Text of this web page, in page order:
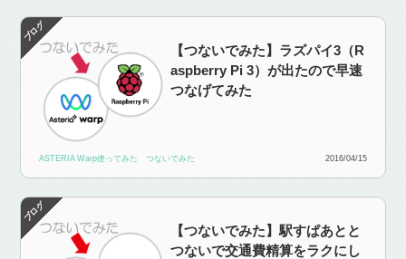
【つないでみた】ラズパイ3（R
aspberry Pi 3）が出たので早速
つなげてみた
ASTERIA Warp使ってみた つないでみた 2016/04/15
【つないでみた】駅すぱあとと
つないで交通費精算をラクにし